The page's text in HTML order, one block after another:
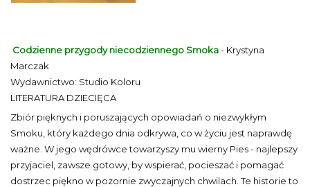
Codzienne przygody niecodziennego Smoka- Krystyna
Marczak
Wydawnictwo: Studio Koloru
LITERATURA DZIECIĘCA
Zbiór pięknych i poruszających opowiadań o niezwykłym
Smoku, który każdego dnia odkrywa, co w życiu jest naprawdę
ważne. W jego wędrówce towarzyszy mu wierny Pies - najlepszy
przyjaciel, zawsze gotowy, by wspierać, pocieszać i pomagać
dostrzec piękno w pozornie zwyczajnych chwilach. Te historie to